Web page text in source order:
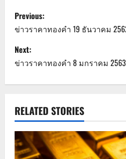
P
o
s
t
a
v
Previous:
ข่าวราคาทองคำ 19 ธันวาคม
Next:
ข่าวราคาทองคำ 8 มกราคม
RELATED STORIES